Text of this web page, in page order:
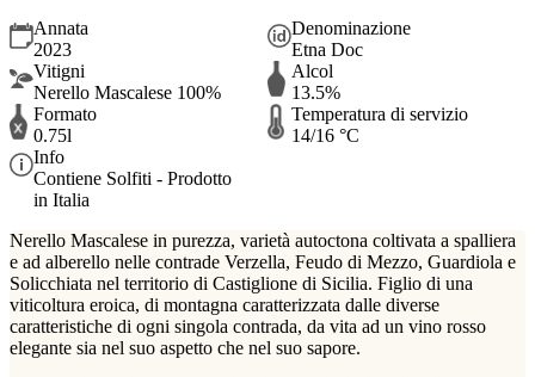
Annata
2023
Denominazione
Etna Doc
Vitigni
Nerello Mascalese 100%
Alcol
13.5%
Formato
0.75l
Temperatura di servizio
14/16 °C
Info
Contiene Solfiti - Prodotto
in Italia
Nerello Mascalese in purezza, varietà autoctona coltivata a spalliera
e ad alberello nelle contrade Verzella, Feudo di Mezzo, Guardiola e
Solicchiata nel territorio di Castiglione di Sicilia. Figlio di una
viticoltura eroica, di montagna caratterizzata dalle diverse
caratteristiche di ogni singola contrada, da vita ad un vino rosso
elegante sia nel suo aspetto che nel suo sapore.